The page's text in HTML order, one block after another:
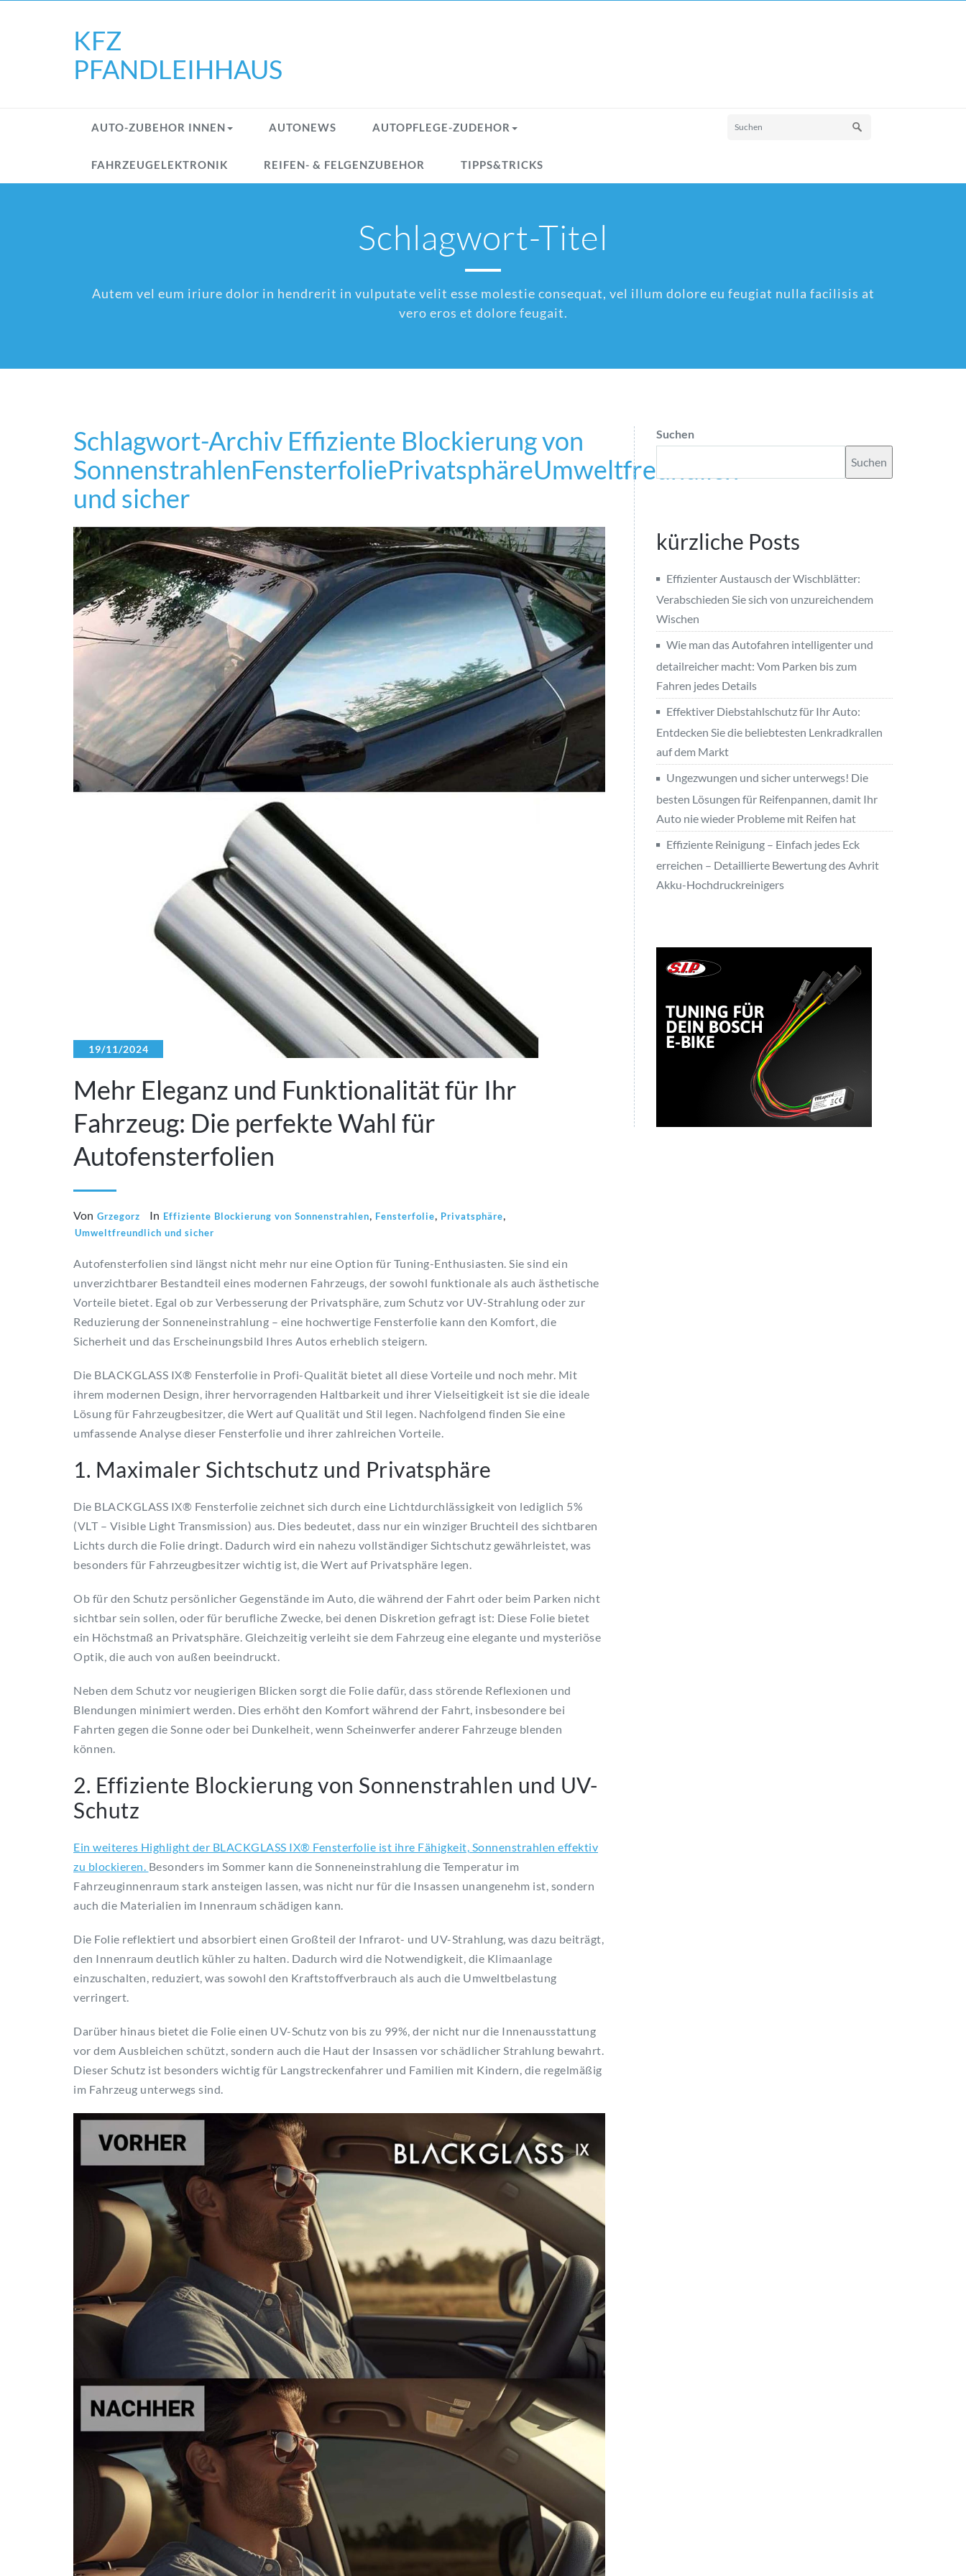
KFZ
PFANDLEIHHAUS
AUTO-ZUBEHOR INNEN AUTONEWS AUTOPFLEGE-ZUDEHOR
FAHRZEUGELEKTRONIK REIFEN- & FELGENZUBEHOR TIPPS&TRICKS
Schlagwort-Titel
Autem vel eum iriure dolor in hendrerit in vulputate velit esse molestie consequat, vel illum dolore eu feugiat nulla facilisis at
vero eros et dolore feugait.
Schlagwort-Archiv Effiziente Blockierung von
SonnenstrahlenFensterfoliePrivatsphäreUmweltfreundlich
und sicher
19/11/2024
Mehr Eleganz und Funktionalität für Ihr
Fahrzeug: Die perfekte Wahl für
Autofensterfolien
Von Grzegorz In Effiziente Blockierung von Sonnenstrahlen, Fensterfolie, Privatsphäre,
Umweltfreundlich und sicher
Autofensterfolien sind längst nicht mehr nur eine Option für Tuning-Enthusiasten. Sie sind ein
unverzichtbarer Bestandteil eines modernen Fahrzeugs, der sowohl funktionale als auch ästhetische
Vorteile bietet. Egal ob zur Verbesserung der Privatsphäre, zum Schutz vor UV-Strahlung oder zur
Reduzierung der Sonneneinstrahlung – eine hochwertige Fensterfolie kann den Komfort, die
Sicherheit und das Erscheinungsbild Ihres Autos erheblich steigern.
Die BLACKGLASS IX® Fensterfolie in Profi-Qualität bietet all diese Vorteile und noch mehr. Mit
ihrem modernen Design, ihrer hervorragenden Haltbarkeit und ihrer Vielseitigkeit ist sie die ideale
Lösung für Fahrzeugbesitzer, die Wert auf Qualität und Stil legen. Nachfolgend finden Sie eine
umfassende Analyse dieser Fensterfolie und ihrer zahlreichen Vorteile.
1. Maximaler Sichtschutz und Privatsphäre
Die BLACKGLASS IX® Fensterfolie zeichnet sich durch eine Lichtdurchlässigkeit von lediglich 5%
(VLT – Visible Light Transmission) aus. Dies bedeutet, dass nur ein winziger Bruchteil des sichtbaren
Lichts durch die Folie dringt. Dadurch wird ein nahezu vollständiger Sichtschutz gewährleistet, was
besonders für Fahrzeugbesitzer wichtig ist, die Wert auf Privatsphäre legen.
Ob für den Schutz persönlicher Gegenstände im Auto, die während der Fahrt oder beim Parken nicht
sichtbar sein sollen, oder für berufliche Zwecke, bei denen Diskretion gefragt ist: Diese Folie bietet
ein Höchstmaß an Privatsphäre. Gleichzeitig verleiht sie dem Fahrzeug eine elegante und mysteriöse
Optik, die auch von außen beeindruckt.
Neben dem Schutz vor neugierigen Blicken sorgt die Folie dafür, dass störende Reflexionen und
Blendungen minimiert werden. Dies erhöht den Komfort während der Fahrt, insbesondere bei
Fahrten gegen die Sonne oder bei Dunkelheit, wenn Scheinwerfer anderer Fahrzeuge blenden
können.
2. Effiziente Blockierung von Sonnenstrahlen und UV-
Schutz
Ein weiteres Highlight der BLACKGLASS IX® Fensterfolie ist ihre Fähigkeit, Sonnenstrahlen effektiv
zu blockieren. Besonders im Sommer kann die Sonneneinstrahlung die Temperatur im
Fahrzeuginnenraum stark ansteigen lassen, was nicht nur für die Insassen unangenehm ist, sondern
auch die Materialien im Innenraum schädigen kann.
Die Folie reflektiert und absorbiert einen Großteil der Infrarot- und UV-Strahlung, was dazu beiträgt,
den Innenraum deutlich kühler zu halten. Dadurch wird die Notwendigkeit, die Klimaanlage
einzuschalten, reduziert, was sowohl den Kraftstoffverbrauch als auch die Umweltbelastung
verringert.
Darüber hinaus bietet die Folie einen UV-Schutz von bis zu 99%, der nicht nur die Innenausstattung
vor dem Ausbleichen schützt, sondern auch die Haut der Insassen vor schädlicher Strahlung bewahrt.
Dieser Schutz ist besonders wichtig für Langstreckenfahrer und Familien mit Kindern, die regelmäßig
im Fahrzeug unterwegs sind.
Suchen
Suchen
kürzliche Posts
Effizienter Austausch der Wischblätter:
Verabschieden Sie sich von unzureichendem
Wischen
Wie man das Autofahren intelligenter und
detailreicher macht: Vom Parken bis zum
Fahren jedes Details
Effektiver Diebstahlschutz für Ihr Auto:
Entdecken Sie die beliebtesten Lenkradkrallen
auf dem Markt
Ungezwungen und sicher unterwegs! Die
besten Lösungen für Reifenpannen, damit Ihr
Auto nie wieder Probleme mit Reifen hat
Effiziente Reinigung – Einfach jedes Eck
erreichen – Detaillierte Bewertung des Avhrit
Akku-Hochdruckreinigers